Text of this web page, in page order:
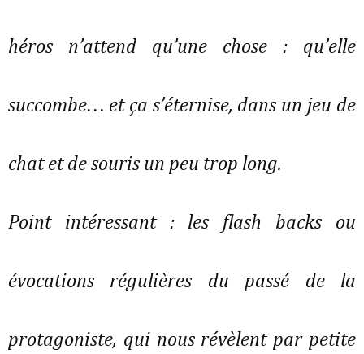
héros n’attend qu’une chose : qu’elle
succombe… et ça s’éternise, dans un jeu de
chat et de souris un peu trop long.
Point intéressant : les flash backs ou
évocations régulières du passé de la
protagoniste, qui nous révèlent par petite